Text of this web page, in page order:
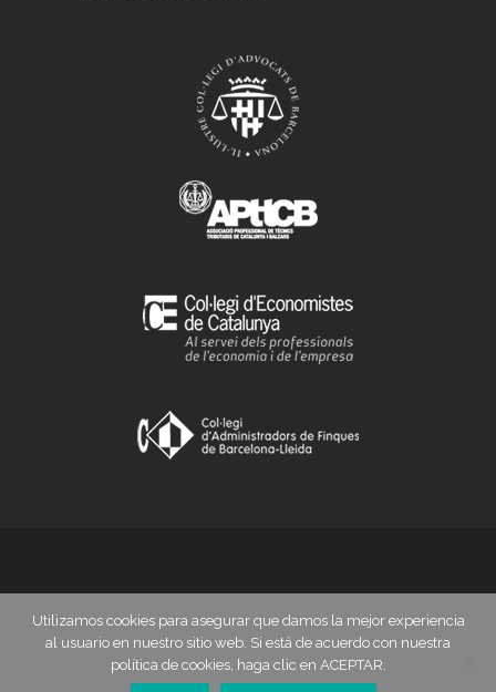
© 2017Política de cookies
-Aviso legal
QUIENES SOMOS SERVICIOS
Utilizamos cookies para asegurar que damos la mejor experiencia
al usuario en nuestro sitio web. Si está de acuerdo con nuestra
política de cookies, haga clic en ACEPTAR.